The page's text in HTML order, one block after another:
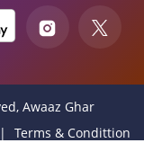
Awaaz Ghar
Terms & Condittion